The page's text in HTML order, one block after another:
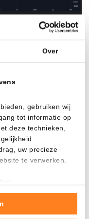
Over
gebruiken wij
tot informatie op
deze technieken,
uw precieze
te verwerken.
website
TradingView
inferior sería un
Por ahora,
de 1.750 dólares
salto de Ethereum.
estado perdiendo
pasado. Esto se
BTC, que indica